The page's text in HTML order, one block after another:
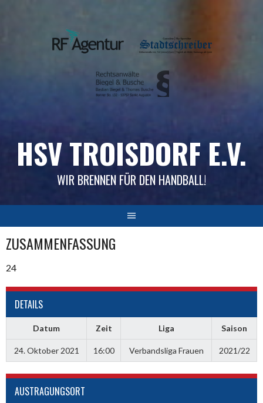
HSV TROISDORF E.V.
WIR BRENNEN FÜR DEN HANDBALL!
ZUSAMMENFASSUNG
24
DETAILS
Datum Zeit Liga Saison
24. Oktober 2021 16:00 Verbandsliga Frauen 2021/22
AUSTRAGUNGSORT